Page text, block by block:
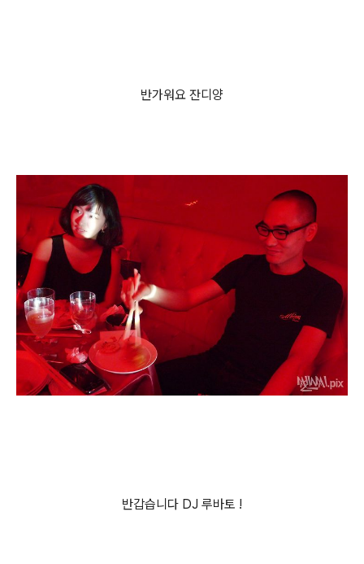
반가워요 잔디양
반갑습니다 DJ 루바토 !